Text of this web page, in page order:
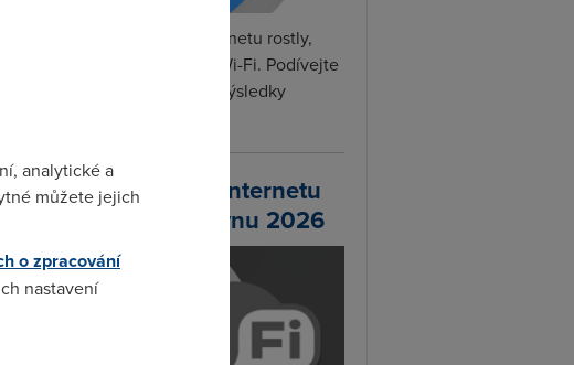
V červnu rychlosti internetu rostly,
zrychlily DSL, optika i Wi-Fi. Podívejte
se na naše nejnovější výsledky
Rychlosti Wi-Fi internetu
na DSL.cz v červnu 2026
analytické a
můžete jejich
o zpracování
nastavení